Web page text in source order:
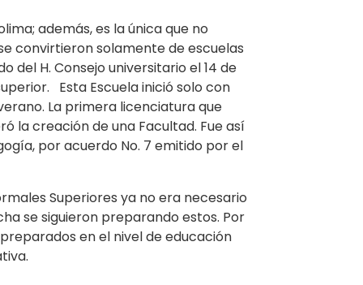
además, es la única que no
convirtieron solamente de escuelas
del H. Consejo universitario el 14 de
Esta Escuela inició solo con
La primera licenciatura que
la creación de una Facultad. Fue así
por acuerdo No. 7 emitido por el
Superiores ya no era necesario
se siguieron preparando estos. Por
en el nivel de educación